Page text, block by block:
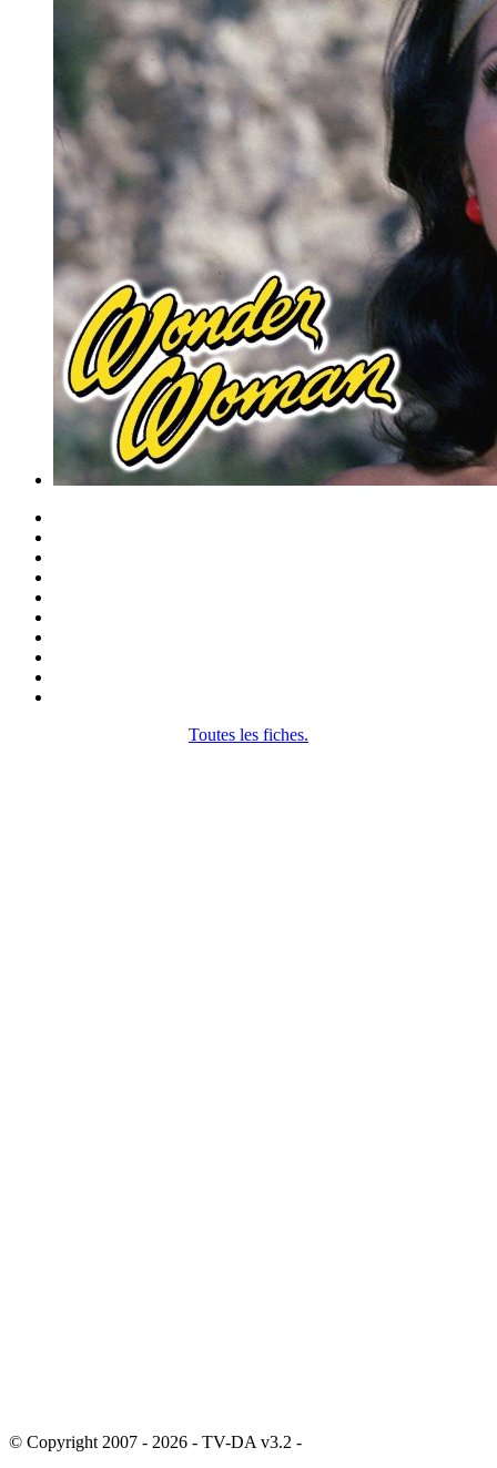
Toutes les fiches.
© Copyright 2007 - 2026 - TV-DA v3.2 -